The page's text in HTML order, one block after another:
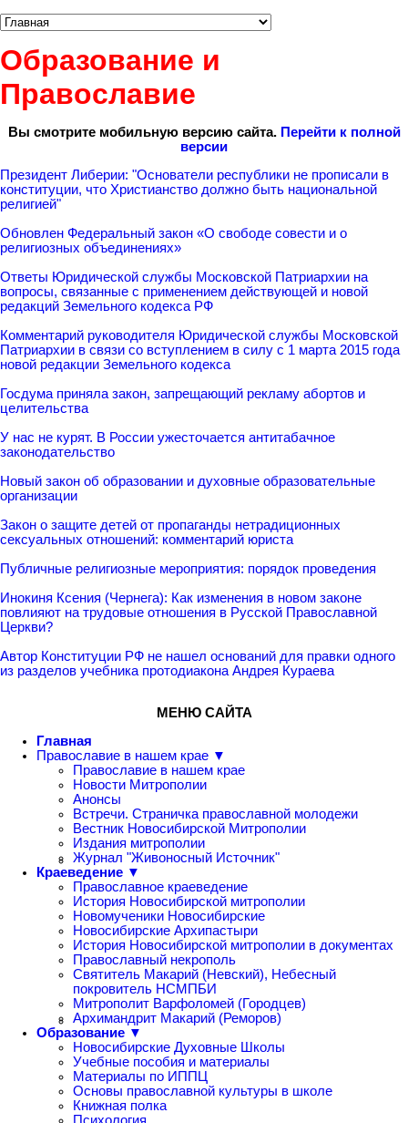
Образование и
Православие
Вы смотрите мобильную версию сайта. Перейти к полной
версии
Президент Либерии: "Основатели республики не прописали в
конституции, что Христианство должно быть национальной
религией"
Обновлен Федеральный закон «О свободе совести и о
религиозных объединениях»
Ответы Юридической службы Московской Патриархии на
вопросы, связанные с применением действующей и новой
редакций Земельного кодекса РФ
Комментарий руководителя Юридической службы Московской
Патриархии в связи со вступлением в силу с 1 марта 2015 года
новой редакции Земельного кодекса
Госдума приняла закон, запрещающий рекламу абортов и
целительства
У нас не курят. В России ужесточается антитабачное
законодательство
Новый закон об образовании и духовные образовательные
организации
Закон о защите детей от пропаганды нетрадиционных
сексуальных отношений: комментарий юриста
Публичные религиозные мероприятия: порядок проведения
Инокиня Ксения (Чернега): Как изменения в новом законе
повлияют на трудовые отношения в Русской Православной
Церкви?
Автор Конституции РФ не нашел оснований для правки одного
из разделов учебника протодиакона Андрея Кураева
МЕНЮ САЙТА
Главная
Православие в нашем крае ▼
Православие в нашем крае
Новости Митрополии
Анонсы
Встречи. Страничка православной молодежи
Вестник Новосибирской Митрополии
Издания митрополии
Журнал "Живоносный Источник"
Краеведение ▼
Православное краеведение
История Новосибирской митрополии
Новомученики Новосибирские
Новосибирские Архипастыри
История Новосибирской митрополии в документах
Православный некрополь
Святитель Макарий (Невский), Небесный
покровитель НСМПБИ
Митрополит Варфоломей (Городцев)
Архимандрит Макарий (Реморов)
Образование ▼
Новосибирские Духовные Школы
Учебные пособия и материалы
Материалы по ИППЦ
Основы православной культуры в школе
Книжная полка